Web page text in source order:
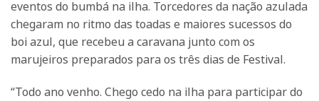
eventos do bumbá na ilha. Torcedores da nação azulada
chegaram no ritmo das toadas e maiores sucessos do
boi azul, que recebeu a caravana junto com os
marujeiros preparados para os três dias de Festival.
“Todo ano venho. Chego cedo na ilha para participar do